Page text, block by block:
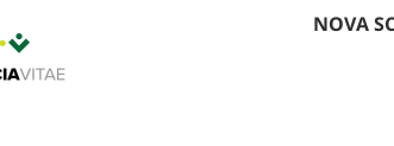
NOVA